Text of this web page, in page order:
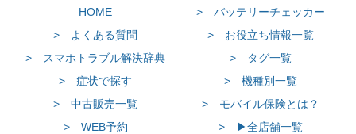
HOME
> バッテリーチェッカー
> よくある質問
> お役立ち情報一覧
> スマホトラブル解決辞典
> タグ一覧
> 症状で探す
> 機種別一覧
> 中古販売一覧
> モバイル保険とは？
> WEB予約
> ▶全店舗一覧